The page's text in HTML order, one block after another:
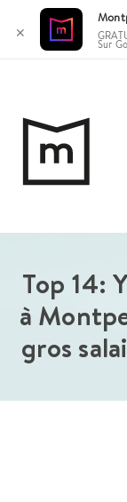
contenu
Top 14:
à
gros
✕
Sur